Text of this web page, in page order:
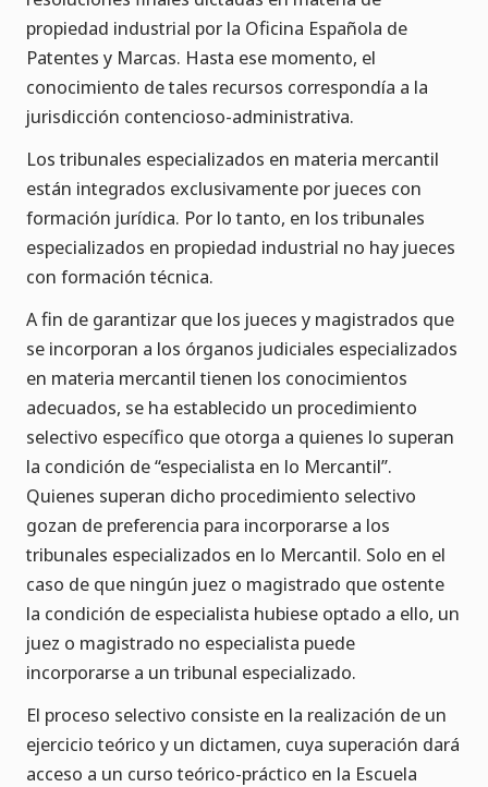
propiedad industrial por la Oficina Española de
Patentes y Marcas. Hasta ese momento, el
conocimiento de tales recursos correspondía a la
jurisdicción contencioso-administrativa.
Los tribunales especializados en materia mercantil
están integrados exclusivamente por jueces con
formación jurídica. Por lo tanto, en los tribunales
especializados en propiedad industrial no hay jueces
con formación técnica.
A fin de garantizar que los jueces y magistrados que
se incorporan a los órganos judiciales especializados
en materia mercantil tienen los conocimientos
adecuados, se ha establecido un procedimiento
selectivo específico que otorga a quienes lo superan
la condición de “especialista en lo Mercantil”.
Quienes superan dicho procedimiento selectivo
gozan de preferencia para incorporarse a los
tribunales especializados en lo Mercantil. Solo en el
caso de que ningún juez o magistrado que ostente
la condición de especialista hubiese optado a ello, un
juez o magistrado no especialista puede
incorporarse a un tribunal especializado.
El proceso selectivo consiste en la realización de un
ejercicio teórico y un dictamen, cuya superación dará
acceso a un curso teórico-práctico en la Escuela